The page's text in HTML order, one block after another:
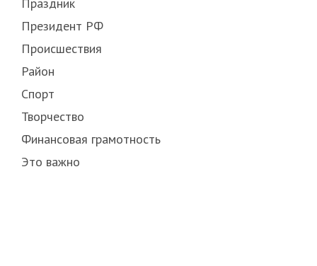
Праздник
Президент РФ
Происшествия
Район
Спорт
Творчество
Финансовая грамотность
Это важно